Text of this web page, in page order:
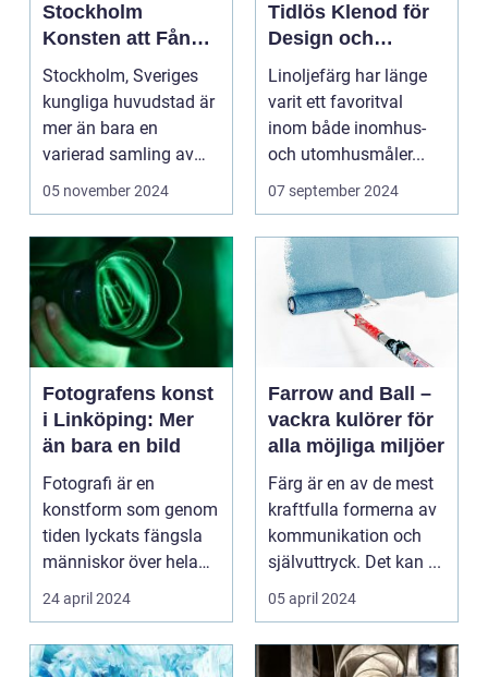
Stockholm
Konsten att Fånga
Ögonblick i
Huvudstaden
Stockholm, Sveriges
kungliga huvudstad är
mer än bara en
varierad samling av
pittoreska &o...
05 november 2024
Tidlös Klenod för
Design och
Hållbarhet
Linoljefärg har länge
varit ett favoritval
inom både inomhus-
och utomhusmåler...
07 september 2024
Fotografens konst
i Linköping: Mer
än bara en bild
Fotografi är en
konstform som genom
tiden lyckats fängsla
människor över hela
v&...
24 april 2024
Farrow and Ball –
vackra kulörer för
alla möjliga miljöer
Färg är en av de mest
kraftfulla formerna av
kommunikation och
självuttryck. Det kan ...
05 april 2024